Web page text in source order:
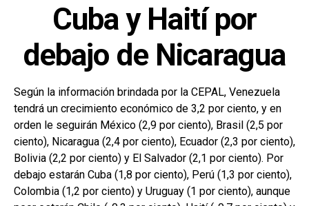
Cuba y Haití por
debajo de Nicaragua
Según la información brindada por la CEPAL, Venezuela
tendrá un crecimiento económico de 3,2 por ciento, y en
orden le seguirán México (2,9 por ciento), Brasil (2,5 por
ciento), Nicaragua (2,4 por ciento), Ecuador (2,3 por ciento),
Bolivia (2,2 por ciento) y El Salvador (2,1 por ciento). Por
debajo estarán Cuba (1,8 por ciento), Perú (1,3 por ciento),
Colombia (1,2 por ciento) y Uruguay (1 por ciento), aunque